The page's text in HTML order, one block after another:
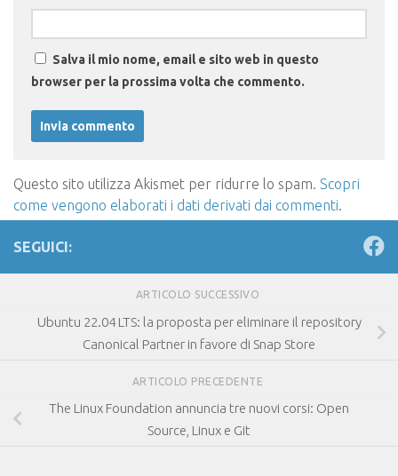
Salva il mio nome, email e sito web in questo
browser per la prossima volta che commento.
Questo sito utilizza Akismet per ridurre lo spam. Scopri
come vengono elaborati i dati derivati dai commenti.
SEGUICI:
ARTICOLO SUCCESSIVO
Ubuntu 22.04 LTS: la proposta per eliminare il repository
Canonical Partner in favore di Snap Store
ARTICOLO PRECEDENTE
The Linux Foundation annuncia tre nuovi corsi: Open
Source, Linux e Git